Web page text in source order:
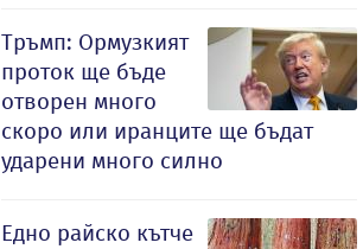
Тръмп: Ормузкият
проток ще бъде
отворен много
скоро или иранците ще бъдат
ударени много силно
Едно райско кътче